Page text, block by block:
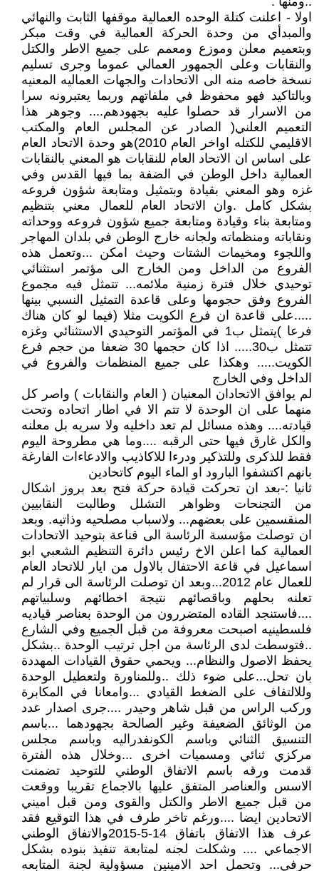
اولا - اعلنت كتلة الوحده العمالية موقفها الثابت والنهائي
والمبدأي من وحدة الحركة العمالية في وقت مبكر
وبتعميم معلن وموزع ومعمم على جميع الاطر والكتل
والنقابات وعلى الجمهور العمالي عموما وجرى تسليم
نسخة خاصه منه الى الاتحادات والجهات العماليه المعنيه
وبالتاكيد فهو محفوظ في ملفاتهم وربما يعتبرونه سرا
من الاسرار قد حصلوا عليه بجهودهم.... وجوهر هذا
التعميم العلني( الصادر عن المجلس العام والمكتب
الاقليمي للكتله اواخر العام 2010)هو وحدة الاتحاد العام
على اساس ان الاتحاد العام للنقابات هو المعني بالنقابات
العمالية داخل الوطن في الضفة بما فيها القدس وفي
غزه وهو المعني بقيادة وبتمثيل ومتابعة شؤون فروعه
بشكل كامل .وان الاتحاد العام للعمال معني بتنظيم
ومتابعة بناء وقيادة ومتابعة جميع شؤون فروعه ووحداته
ونقاباته ومنظماته ولجانه خارج الوطن في بلدان المهاجر
واللجوء ومخيمات الشتات وحيث امكن ...وتعمل هذه
الفروع من الداخل ومن الخارج الى مؤتمر استثنائي
توحيدي خلال فترة زمنية ملائمه... تتمثل فيه مجموع
الفروع وفق حجومها وعلى قاعدة التمثيل النسبي بينها
.....على قاعدة ان فرع الكويت مثلا (فيما لو كان هناك
فرعا )يتمثل ب1 في المؤتمر التوحيدي الاستثنائي وغزه
تتمثل ب30..... اذا كان حجمها 30 ضعفا من حجم فرع
الكويت..... وهكذا على جميع المنظمات والفروع في
الداخل وفي الخارج
لم يوافق الاتحادان المعنيان ( العام والنقابات ) واصر كل
منهما على ان الوحدة لا تتم الا في اطار اتحاده وتحت
قيادته.... وهذه مسائل لم تعد داخليه ولا سريه بل معلنه
والكل غارق فيها حتى الرقبه ....وما هي مطروحة اليوم
فقط للذكرى وللتذكير ودرءا للاكاذيب والادعاءات الفارغة
بانهم اكتشفوا البارود او الماء اليوم كاتحادين
ثانيا :-بعد ان تحركت قيادة حركة فتح بعد بروز اشكال
من التجنحات وظواهر التشلل وطالبت النقابيين
المنقسمين على بعضهم... ولاسباب مصلحيه وذاتيه. وبعد
ان توصلت مؤسسة الرئاسة الى قناعة بتوحيد الاتحادات
العمالية كما اعلن الاخ رئيس دائرة التنظيم الشعبي ابو
اسماعيل في قاعة الاحتفال بالاول من ايار للاتحاد العام
للعمال عام 2012...وبعد ان توصلت الرئاسة الى قرار لم
تعلنه بحلهم وباقصائهم نتيجة اخطائهم وسلبياتهم
....فاستنجد القاده المتضررون من الوحدة بعناصر قياديه
فلسطينيه اصبحت معروفة من قبل الجميع وفي الشارع
..فتوسطت لدى الرئاسة من اجل ترتيب الوحدة ..بشكل
يحفظ الاصول والنظام... ويحمي حقوق القيادات المهددة
بان تحل...على ضوء ذلك ..وللمناورة ولتعطيل الوحدة
وللالتفاف على الضغط القيادي ...وامعانا في المكابرة
وركب الراس من قبل شاهر وحيدر ....جرى اصدار عدد
من الوثائق الضعيفة وغير الصالحة بجهودهما ...باسم
التنسيق الثنائي وباسم الكونفدراليه وباسم مجلس
مركزي ثنائي ومسميات اخرى ...وخلال هذه الفترة
قدمت ورقه باسم الاتفاق الوطني للتوحيد تضمنت
الاسس والعناصر المتفق عليها بالاجماع تقريبا ووقعت
من قبل جميع الاطر والكتل والقوى ومن قبل اميني
الاتحادين ايضا ....ورغم تاخر طرف في هذا التوقيع فقد
عرف هذا الاتفاق باتفاق 14-5-2015والاتفاق الوطني
الاجماعي .... وشكلت لجنه لمتابعة تنفيذ بنوده بشكل
حرفي... وتحمل احد الامينين مسؤولية لجنة المتابعه